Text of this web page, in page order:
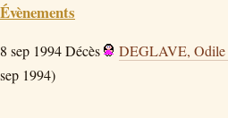
Évènements
8 sep 1994Décès DEGLAVE, Odile
sep 1994)